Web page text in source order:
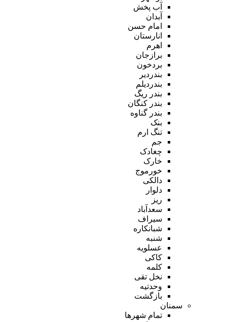
آب پخش
آبدان
امام حسن
انارستان
اهرم
برازجان
بردخون
بندردیر
بندردیلم
بندر ریگ
بندر کنگان
بندر گناوه
بنک
تنگ ارم
جم
چغادک
خارک
خورموج
دالکی
دلوار
ریز
سعدآباد
سیراف
شبانکاره
شنبه
عسلویه
کاکی
کلمه
نخل تقی
وحدتیه
بازگشت
سمنان
تمام شهر‌ها